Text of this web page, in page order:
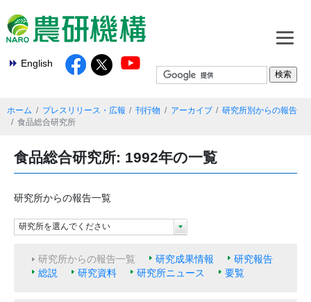
English
ホーム プレスリリース・広報 刊行物 アーカイブ
研究所別からの報告
食品総合研究所
食品総合研究所: 1992年の一覧
研究所からの報告一覧
研究所を選んでください
研究所からの報告一覧 研究成果情報
研究報告
総説
研究資料 研究所ニュース 要覧